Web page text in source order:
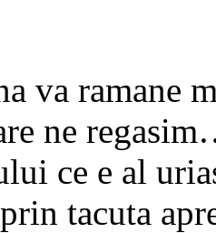
va ramane
ne
ce e al
tacuta